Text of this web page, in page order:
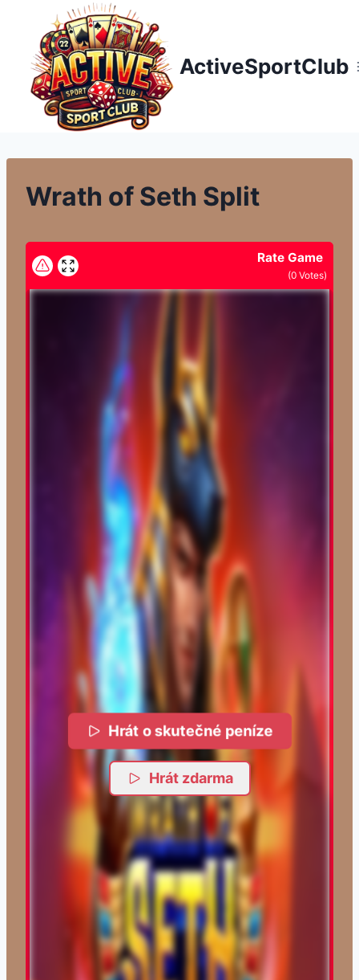
obsah
ActiveSportClub
Wrath of Seth Split
Rate Game
(0 Votes)
Hrát o skutečné peníze
Hrát zdarma